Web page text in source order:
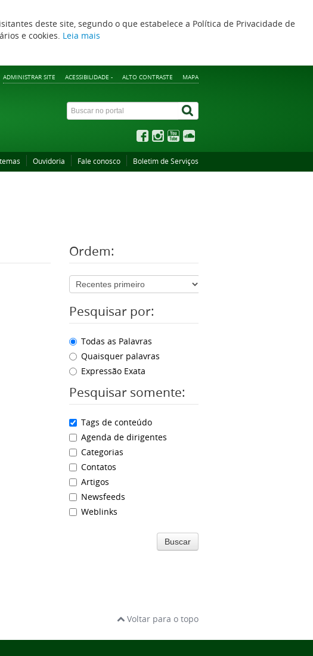
deste site, segundo o que estabelece a Política de Privacidade de
e cookies. Leia mais
ADMINISTRAR SITE ACESSIBILIDADE - ALTO CONTRASTE MAPA
Ouvidoria Fale conosco Boletim de Serviços
Ordem:
Pesquisar por:
Todas as Palavras
Quaisquer palavras
Expressão Exata
Pesquisar somente:
Tags de conteúdo
Agenda de dirigentes
Categorias
Contatos
Artigos
Newsfeeds
Weblinks
Buscar
Voltar para o topo